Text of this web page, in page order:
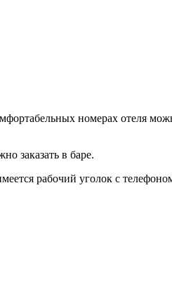
номерах отеля
заказать в баре.
рабочий уголок с